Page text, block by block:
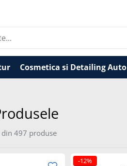
Cosmetica si Detailing Auto
din 497 produse
-12%